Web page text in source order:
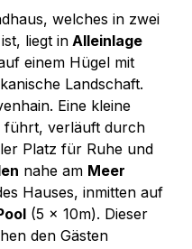
welches in zwei
liegt in Alleinlage
einem Hügel mit
Landschaft.
Eine kleine
führt, verläuft durch
Platz für Ruhe und
nahe am Meer
Hauses, inmitten auf
(5 x 10m). Dieser
den Gästen